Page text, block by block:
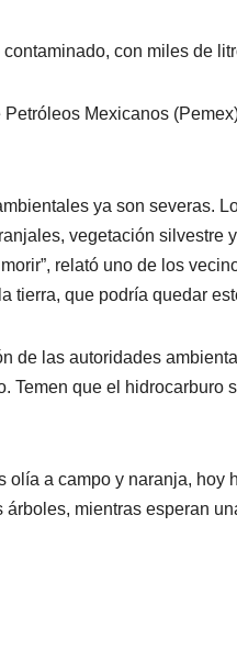
con miles de
Mexicanos
ya son severas.
vegetación silvestre
relató uno de los
tierra, que podría quedar
de las autoridades
Temen que el
olía a campo y naranja,
mientras esperan